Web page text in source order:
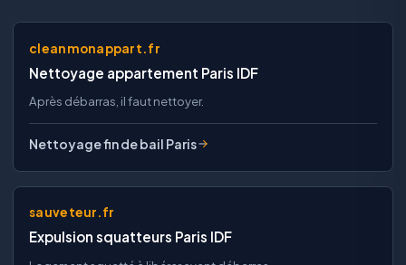
cleanmonappart.fr
Nettoyage appartement Paris IDF
Après débarras, il faut nettoyer.
Nettoyage fin de bail Paris
sauveteur.fr
Expulsion squatteurs Paris IDF